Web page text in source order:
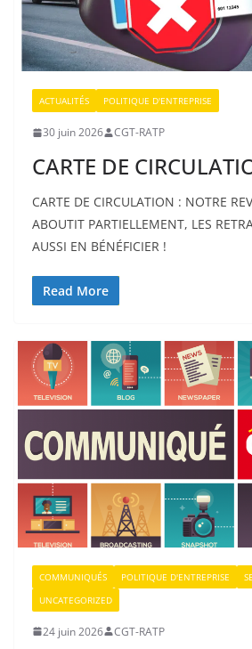
ACTUALITÉS POLITIQUE D'ENTREPRISE
30 juin 2026 CGT-RATP
CARTE DE
CARTE DE CIRCULATION : NOTRE
ABOUTIT PARTIELLEMENT, LES
AUSSI EN BÉNÉFICIER !
Read More
COMMUNIQUÉS POLITIQUE D'ENTREPRISE
UNCATEGORIZED
24 juin 2026 CGT-RATP